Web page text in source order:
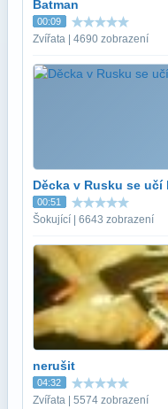
Batman
00:09
Zvířata | 4690 zobrazení
Děcka v Rusku se učí
00:51
Šokující | 6643 zobrazení
nerušit
04:32
Zvířata | 5574 zobrazení